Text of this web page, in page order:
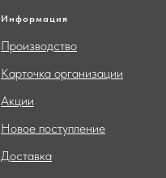
Информация
Производство
Карточка организации
Акции
Новое поступление
Доставка